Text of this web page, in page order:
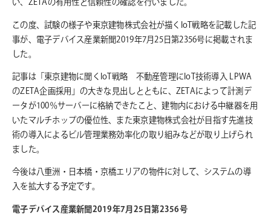
い、ZETAの有用性と信頼性の確認を行いました。
この度、試験の様子や東京建物株式会社が描くIoT戦略を記載した記
事が、電子デバイス産業新聞2019年7月25日第2356号に掲載されま
した。
記事は「東京建物に聞くIoT戦略 不動産管理にIoT技術導入 LPWA
のZETA企画採用」の大きな見出しとともに、ZETAによって計測デ
ータが100％サーバーに格納できたこと、建物内における中継器を用
いたマルチホップの優位性、また東京建物株式会社が目指す先進技
術の導入によるビル管理業務効率化の取り組みなどが取り上げられ
ました。
今後は八重洲・日本橋・京橋エリアの物件に対して、システムの導
入を拡大する予定です。
電子デバイス産業新聞2019年7月25日第2356号